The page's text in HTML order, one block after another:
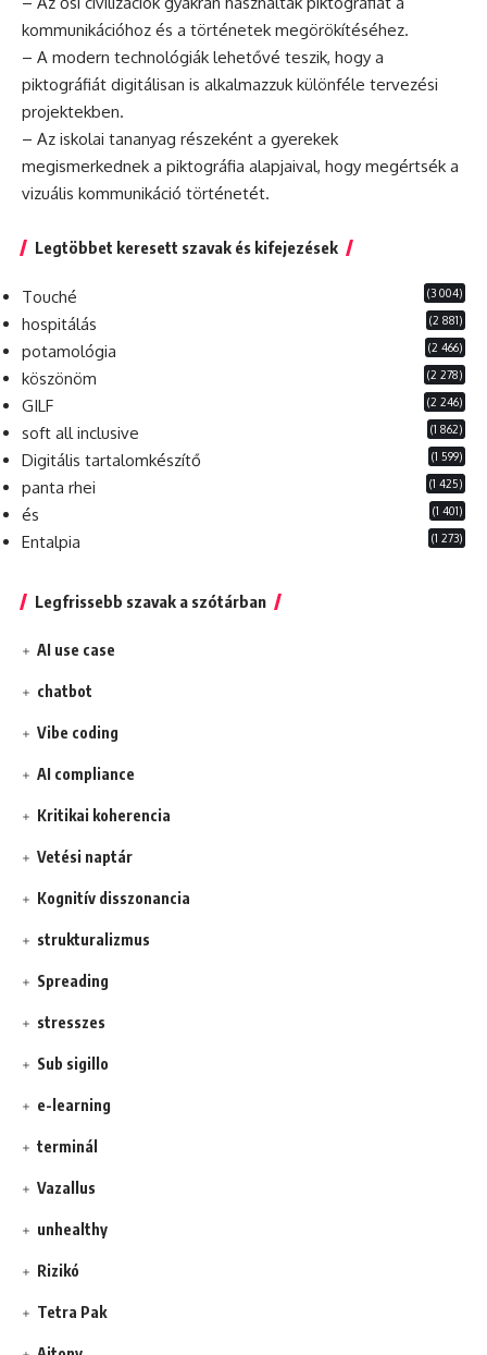
kommunikációhoz és a történetek megörökítéséhez.
– A modern technológiák lehetővé teszik, hogy a
piktográfiát digitálisan is alkalmazzuk különféle tervezési
projektekben.
– Az iskolai tananyag részeként a gyerekek
megismerkednek a piktográfia alapjaival, hogy megértsék a
vizuális kommunikáció történetét.
Legtöbbet keresett szavak és kifejezések
Touché (3 004)
hospitálás (2 881)
potamológia (2 466)
köszönöm (2 278)
GILF (2 246)
soft all inclusive (1 862)
Digitális tartalomkészítő (1 599)
panta rhei (1 425)
és (1 401)
Entalpia (1 273)
Legfrissebb szavak a szótárban
AI use case
chatbot
Vibe coding
AI compliance
Kritikai koherencia
Vetési naptár
Kognitív disszonancia
strukturalizmus
Spreading
stresszes
Sub sigillo
e-learning
terminál
Vazallus
unhealthy
Rizikó
Tetra Pak